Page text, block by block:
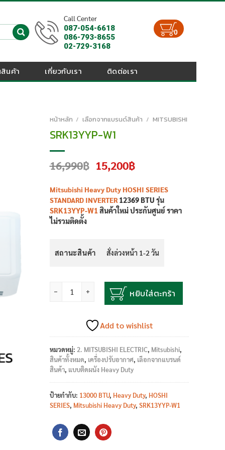
Call Center
087-054-6618
086-793-8655
02-729-3168
0
นค้า เกี่ยวกับเรา ติดต่อเรา
หน้าหลัก / เลือกจากแบรนด์สินค้า / MITSUBISHI
SRK13YYP-W1
16,990฿ Original
price
was:
16,990฿.
15,200฿Current
is:
15,200฿.
Mitsubishi Heavy Duty HOSHI SERIES
STANDARD INVERTER 12369 BTU รุ่น
SRK13YYP-W1 สินค้าใหม่ประกันศูนย์ ราคา
ไม่รวมติดตั้ง
สถานะสินค้า สั่งล่วงหน้า 1-2 วัน
หยิบใส่ตะกร้า
Add to wishlist
หมวดหมู่: 2. MITSUBISHI ELECTRIC, Mitsubishi,
สินค้าทั้งหมด, เครื่องปรับอากาศ, เลือกจากแบรนด์
สินค้า, แบบติดผนัง Heavy Duty
ป้ายกำกับ: 13000 BTU, Heavy Duty, HOSHI
SERIES, Mitsubishi Heavy Duty, SRK13YYP-W1